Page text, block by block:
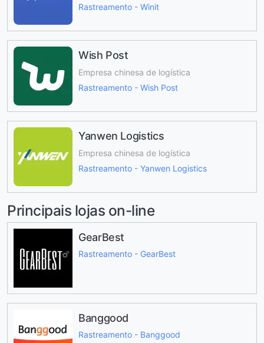
Rastreamento - Winit
Wish Post
Empresa chinesa de logística
Rastreamento - Wish Post
Yanwen Logistics
Empresa chinesa de logística
Rastreamento - Yanwen Logistics
Principais lojas on-line
GearBest
Rastreamento - GearBest
Banggood
Rastreamento - Banggood